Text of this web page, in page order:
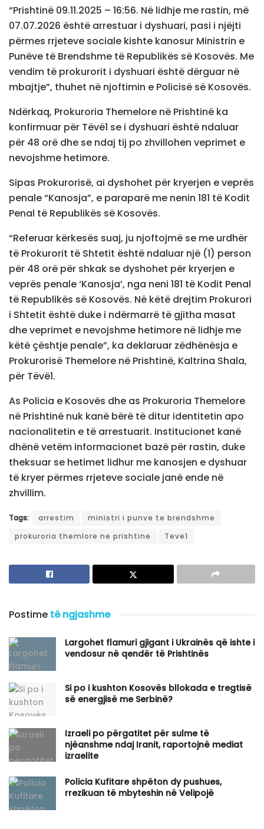
“Prishtinë 09.11.2025 – 16:56. Në lidhje me rastin, më
07.07.2026 është arrestuar i dyshuari, pasi i njëjti
përmes rrjeteve sociale kishte kanosur Ministrin e
Punëve të Brendshme të Republikës së Kosovës. Me
vendim të prokurorit i dyshuari është dërguar në
mbajtje”, thuhet në njoftimin e Policisë së Kosovës.
Ndërkaq, Prokuroria Themelore në Prishtinë ka
konfirmuar për Tëvë1 se i dyshuari është ndaluar
për 48 orë dhe se ndaj tij po zhvillohen veprimet e
nevojshme hetimore.
Sipas Prokurorisë, ai dyshohet për kryerjen e veprës
penale “Kanosja”, e paraparë me nenin 181 të Kodit
Penal të Republikës së Kosovës.
“Referuar kërkesës suaj, ju njoftojmë se me urdhër
të Prokurorit të Shtetit është ndaluar një (1) person
për 48 orë për shkak se dyshohet për kryerjen e
veprës penale ‘Kanosja’, nga neni 181 të Kodit Penal
të Republikës së Kosovës. Në këtë drejtim Prokurori
i Shtetit është duke i ndërmarrë të gjitha masat
dhe veprimet e nevojshme hetimore në lidhje me
këtë çështje penale”, ka deklaruar zëdhënësja e
Prokurorisë Themelore në Prishtinë, Kaltrina Shala,
për Tëvë1.
As Policia e Kosovës dhe as Prokuroria Themelore
në Prishtinë nuk kanë bërë të ditur identitetin apo
nacionalitetin e të arrestuarit. Institucionet kanë
dhënë vetëm informacionet bazë për rastin, duke
theksuar se hetimet lidhur me kanosjen e dyshuar
të kryer përmes rrjeteve sociale janë ende në
zhvillim.
Tags: arrestim
ministri i punve te brendshme
prokuroria themlore ne prishtine
Teve1
Postime të ngjashme
Largohet flamuri gjigant i Ukrainës që ishte i
vendosur në qendër të Prishtinës
Si po i kushton Kosovës bllokada e tregtisë
së energjisë me Serbinë?
Izraeli po përgatitet për sulme të
njëanshme ndaj Iranit, raportojnë mediat
izraelite
Policia Kufitare shpëton dy pushues,
rrezikuan të mbyteshin në Velipojë